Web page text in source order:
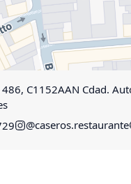
486, C1152AAN Cdad.
@caseros.restaurante